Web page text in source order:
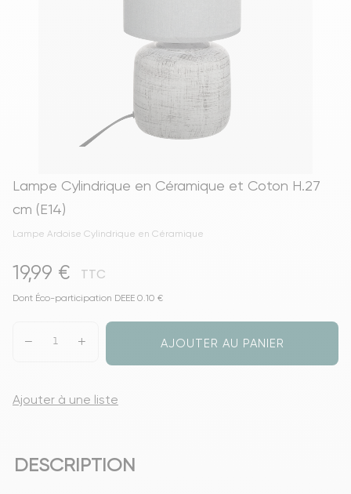
Lampe Cylindrique en Céramique et Coton H.27
cm (E14)
Lampe Ardoise Cylindrique en Céramique
19,99 € TTC
Dont Éco-participation DEEE 0.10 €
AJOUTER AU PANIER
Ajouter à une liste
DESCRIPTION